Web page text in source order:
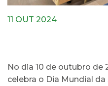
11 OUT 2024
No dia 10 de outubro de
celebra o Dia Mundial